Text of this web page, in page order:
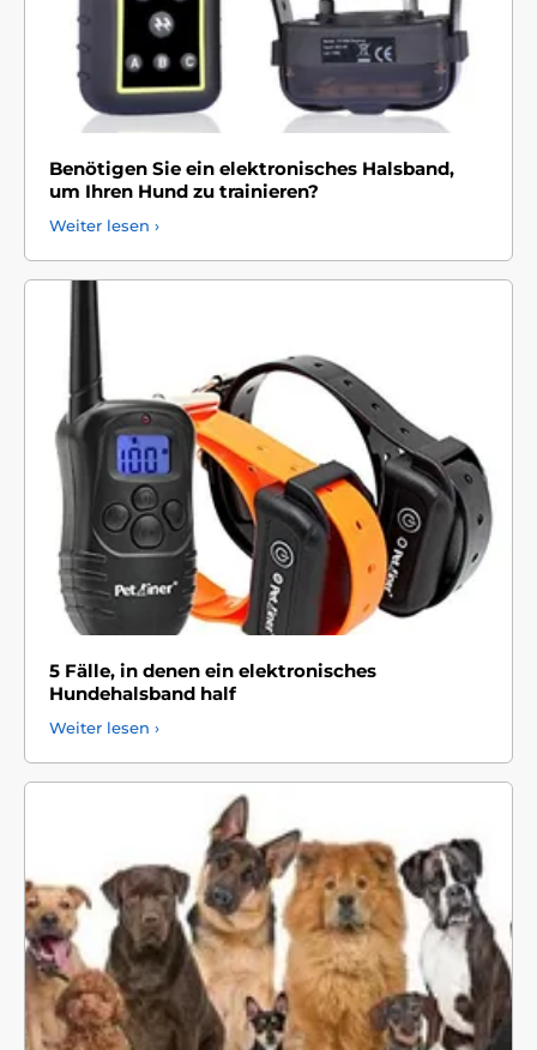
Benötigen Sie ein elektronisches Halsband,
um Ihren Hund zu trainieren?
Weiter lesen ›
5 Fälle, in denen ein elektronisches
Hundehalsband half
Weiter lesen ›